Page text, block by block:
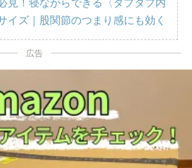
イズ｜股関節のつまり感にも効く
広告